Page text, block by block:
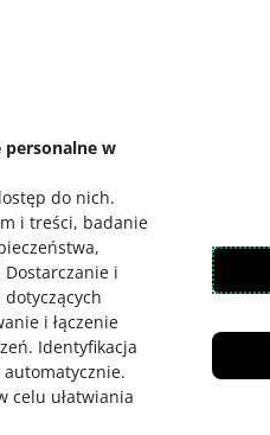
personalne w
do nich.
i treści, badanie
Dostarczanie i
i łączenie
. Identyfikacja
.
celu ułatwiania